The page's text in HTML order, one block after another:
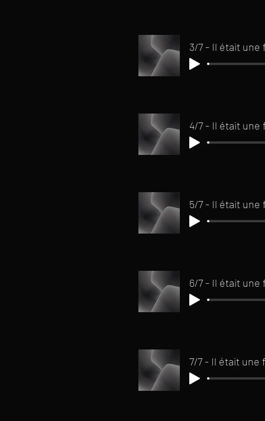
3/7 - Il était une
4/7 - Il était une
6/7 - Il était une
7/7 - Il était une